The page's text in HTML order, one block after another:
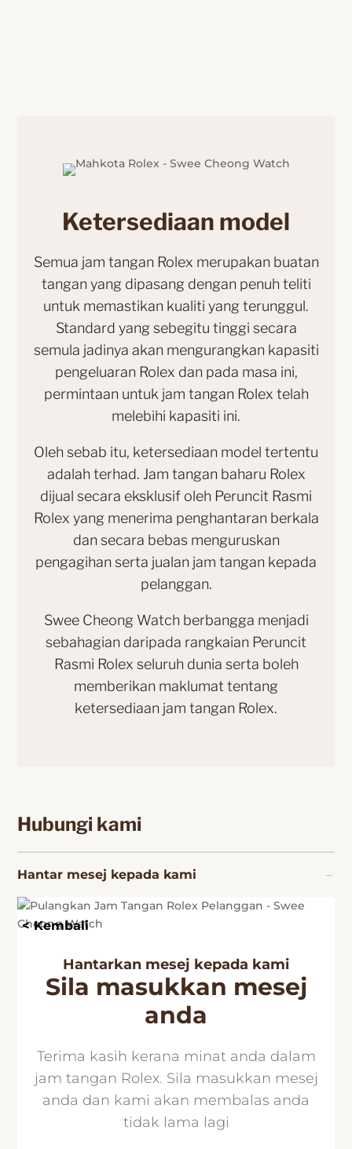
Ketersediaan model
Semua jam tangan Rolex merupakan buatan
tangan yang dipasang dengan penuh teliti
untuk memastikan kualiti yang terunggul.
Standard yang sebegitu tinggi secara
semula jadinya akan mengurangkan kapasiti
pengeluaran Rolex dan pada masa ini,
permintaan untuk jam tangan Rolex telah
melebihi kapasiti ini.
Oleh sebab itu, ketersediaan model tertentu
adalah terhad. Jam tangan baharu Rolex
dijual secara eksklusif oleh Peruncit Rasmi
Rolex yang menerima penghantaran berkala
dan secara bebas menguruskan
pengagihan serta jualan jam tangan kepada
pelanggan.
Swee Cheong Watch berbangga menjadi
sebahagian daripada rangkaian Peruncit
Rasmi Rolex seluruh dunia serta boleh
memberikan maklumat tentang
ketersediaan jam tangan Rolex.
Hubungi kami
Hantar mesej kepada kami
Hantarkan mesej kepada kami
Sila masukkan mesej
anda
Terima kasih kerana minat anda dalam
jam tangan Rolex. Sila masukkan mesej
anda dan kami akan membalas anda
tidak lama lagi
< Kembali